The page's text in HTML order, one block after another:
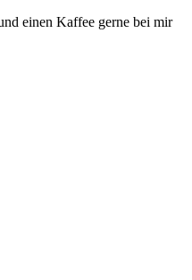
einen Kaffee gerne bei mir